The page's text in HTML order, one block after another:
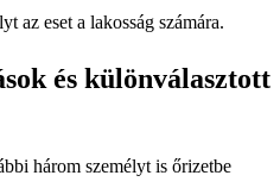
az eset a lakosság számára.
és különválasztott
három személyt is őrizetbe